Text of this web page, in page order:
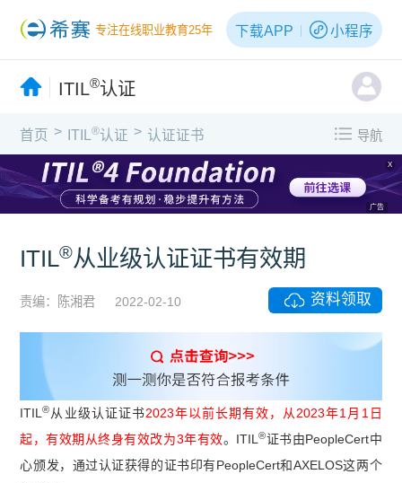
专注在线职业教育25年 下载APP 小程序
ITIL®认证
首页 > ITIL®认证 > 认证证书 导航
X
广告
ITIL®从业级认证证书有效期
责编：陈湘君 2022-02-10 资料领取
ITIL®从业级认证证书2023年以前长期有效，从2023年1月1日
起，有效期从终身有效改为3年有效。ITIL®证书由PeopleCert中
心颁发，通过认证获得的证书印有PeopleCert和AXELOS这两个